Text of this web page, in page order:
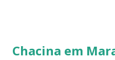
enquanto atuaram nesta
Chacina em